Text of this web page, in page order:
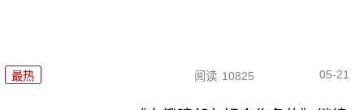
最热 阅读 10825 05-21